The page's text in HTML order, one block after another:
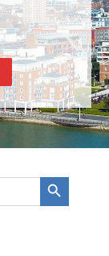
Search Button